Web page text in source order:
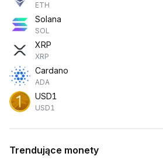
ETH
Solana
SOL
XRP
XRP
Cardano
ADA
USD1
USD1
Trendujące monety